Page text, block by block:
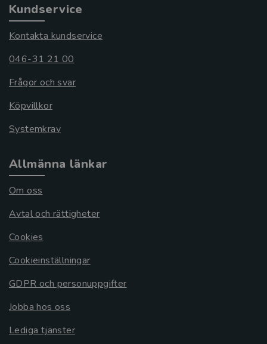
Kundservice
Kontakta kundservice
046-31 21 00
Frågor och svar
Köpvillkor
Systemkrav
Allmänna länkar
Om oss
Avtal och rättigheter
Cookies
Cookieinställningar
GDPR och personuppgifter
Jobba hos oss
Lediga tjänster